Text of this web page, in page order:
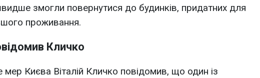
змогли повернутися до будинків, придатних для
проживання.
Кличко
мер Києва Віталій Кличко повідомив, що один із